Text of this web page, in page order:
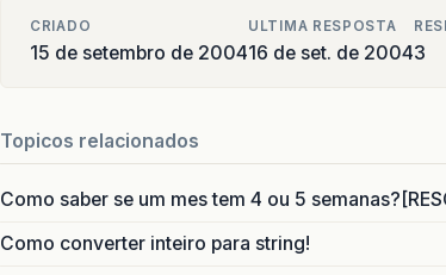
CRIADO
15 de setembro de 2004
ULTIMA RESPOSTA
16 de set. de 20043
Topicos relacionados
Como saber se um mes tem 4 ou 5
Como converter inteiro para string!